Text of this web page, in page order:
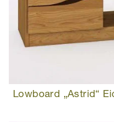
Lowboard „Astrid“